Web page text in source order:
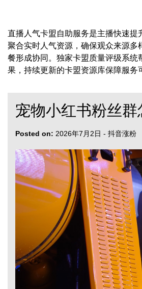
直播人气卡盟自助服务是主播快速
聚合实时人气资源，确保观众来源
餐形成协同。独家卡盟质量评级系
果，持续更新的卡盟资源库保障服务
宠物小红书粉丝
Posted on: 2026年7月2日 - 抖音涨粉